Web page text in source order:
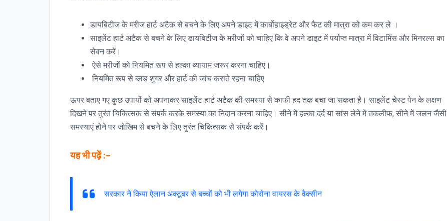
डायबिटीज के मरीज हार्ट अटैक से बचने के लिए अपने डाइट में कार्बोहाइड्रेट और फैट की मात्रा को कम कर ले ।
साइलेंट हार्ट अटैक से बचने के लिए डायबिटीज के मरीजों को चाहिए कि वे अपने डाइट में पर्याप्त मात्रा में विटामिंस और मिनरल्स का
सेवन करें।
ऐसे मरीजों को नियमित रूप से हल्का व्यायाम जरूर करना चाहिए।
नियमित रूप से ब्लड शुगर और हार्ट की जांच कराते रहना चाहिए
ऊपर बताए गए कुछ उपायों को अपनाकर साइलेंट हार्ट अटैक की समस्या से काफी हद तक बचा जा सकता है। साइलेंट चेस्ट पेन के लक्षण
दिखने पर तुरंत चिकित्सक से संपर्क करके समस्या का निदान करना चाहिए। सीने में हल्का दर्द या सांस लेने में तकलीफ, सीने में जलन जैसी
समस्याएं होने पर जोखिम से बचने के लिए तुरंत चिकित्सक से संपर्क करें।
यह भी पढ़ें :–
सरकार ने किया ऐलान अक्टूबर से बच्चों को भी लगेगा कोरोना वायरस के वैक्सीन